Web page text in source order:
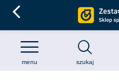
szukaj
menu